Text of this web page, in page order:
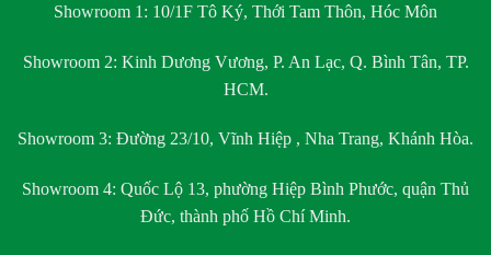
Showroom 1: 10/1F Tô Ký, Thới Tam Thôn, Hóc Môn
Showroom 2: Kinh Dương Vương, P. An Lạc, Q. Bình Tân, TP.
HCM.
Showroom 3: Đường 23/10, Vĩnh Hiệp , Nha Trang, Khánh Hòa.
Showroom 4: Quốc Lộ 13, phường Hiệp Bình Phước, quận Thủ
Đức, thành phố Hồ Chí Minh.